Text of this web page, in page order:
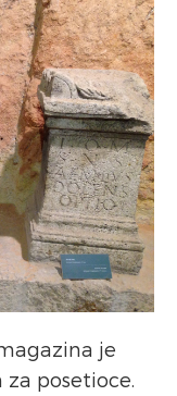
je
posetioce.